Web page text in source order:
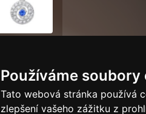
Používáme soubory
Tato webová stránka používá
zlepšení vašeho zážitku z